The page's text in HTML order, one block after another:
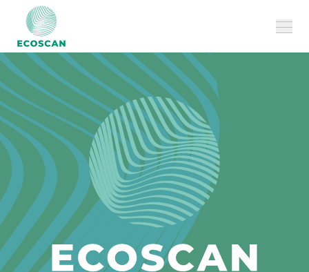
Over ons
Onze diensten
Cases
FAQ
Jobs
MILVUS